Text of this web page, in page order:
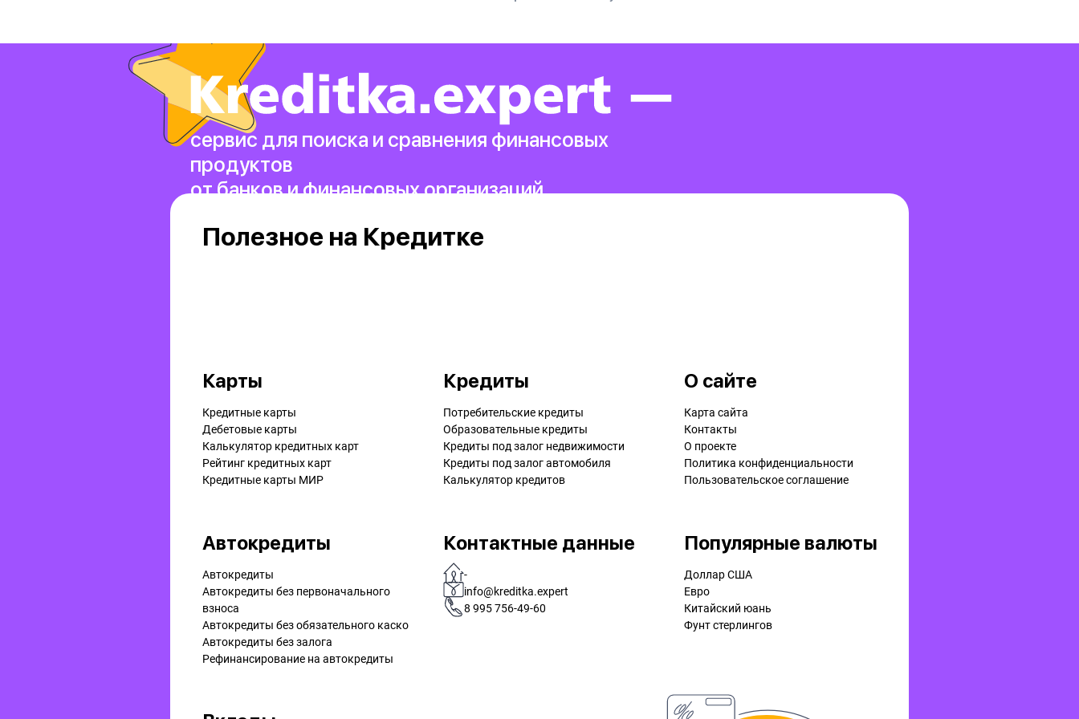
сервис для поиска и сравнения финансовых
продуктов
от банков и финансовых организаций.
Полезное на Кредитке
Карты
Кредитные карты
Дебетовые карты
Калькулятор кредитных карт
Рейтинг кредитных карт
Кредитные карты МИР
Кредиты
Потребительские кредиты
Образовательные кредиты
Кредиты под залог недвижимости
Кредиты под залог автомобиля
Калькулятор кредитов
О сайте
Карта сайта
Контакты
О проекте
Политика конфиденциальности
Пользовательское соглашение
Автокредиты
Автокредиты
Автокредиты без первоначального
взноса
Автокредиты без обязательного каско
Автокредиты без залога
Рефинансирование на aвтокредиты
Контактные данные
-
info@kreditka.expert
8 995 756-49-60
Популярные валюты
Доллар США
Евро
Китайский юань
Фунт стерлингов